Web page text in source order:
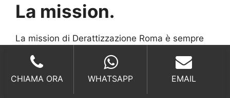
La mission.
La mission di Derattizzazione Roma è sempre
ragionevoli
ed equilibrati, offrendo quindi al
cliente, ilmiglior rapporto qualità prezzoe le
CHIAMA ORA WHATSAPP EMAIL